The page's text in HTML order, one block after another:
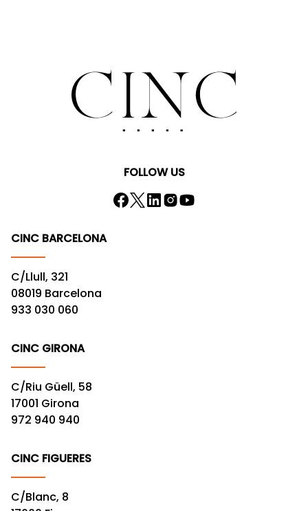
FOLLOW US
CINC BARCELONA
C/Llull, 321
08019 Barcelona
933 030 060
CINC GIRONA
C/Riu Güell, 58
17001 Girona
972 940 940
CINC FIGUERES
C/Blanc, 8